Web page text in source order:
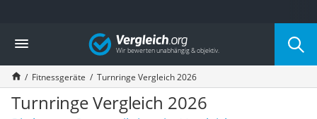
Die beliebtesten Vergleiche nach Kategorie
Freizeit & Sport
Gartentrampolin
Trampolin
Metalldetektor
Eufab-Fahrradträger
Vergleich
Fitnessgeräte Turnringe Vergleich 2026
Turnringe Vergleich 2026